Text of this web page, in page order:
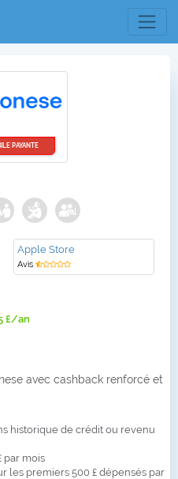
PAYANTE
Apple Store
Avis
£/an
avec cashback renforcé et
historique de crédit ou revenu
par mois
les premiers 500 £ dépensés par